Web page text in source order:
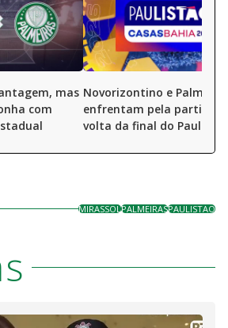
mas
com
Novorizontino e
enfrentam pela partida
volta da final do
MIRASSOLPALMEIRASPAULISTAO